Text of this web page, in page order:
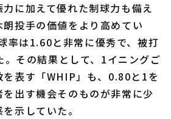
に加えて優れた制球力も備え
投手の価値をより高めてい
率は1.60と非常に優秀で、被打
その結果として、1イニングご
を表す「WHIP」も、0.80と1を
出す機会そのものが非常に少
示していた。